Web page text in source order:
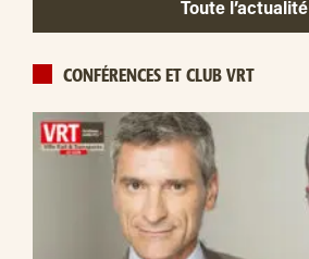
Toute l’actualité
CONFÉRENCES ET CLUB VRT